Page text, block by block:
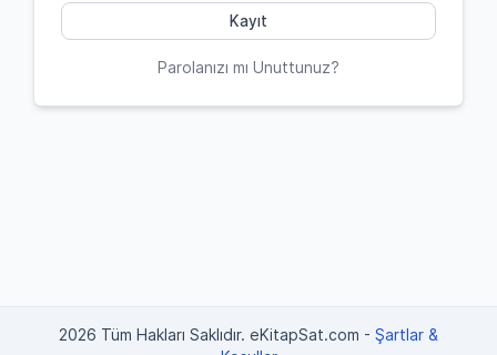
Kayıt
Parolanızı mı Unuttunuz?
2026 Tüm Hakları Saklıdır. eKitapSat.com - Şartlar &